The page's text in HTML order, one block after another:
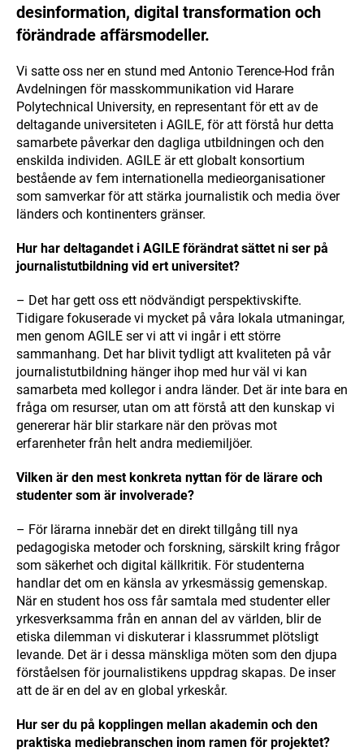
desinformation, digital transformation och
förändrade affärsmodeller.
Vi satte oss ner en stund med Antonio Terence-Hod från
Avdelningen för masskommunikation vid Harare
Polytechnical University, en representant för ett av de
deltagande universiteten i AGILE, för att förstå hur detta
samarbete påverkar den dagliga utbildningen och den
enskilda individen. AGILE är ett globalt konsortium
bestående av fem internationella medieorganisationer
som samverkar för att stärka journalistik och media över
länders och kontinenters gränser.
Hur har deltagandet i AGILE förändrat sättet ni ser på
journalistutbildning vid ert universitet?
– Det har gett oss ett nödvändigt perspektivskifte.
Tidigare fokuserade vi mycket på våra lokala utmaningar,
men genom AGILE ser vi att vi ingår i ett större
sammanhang. Det har blivit tydligt att kvaliteten på vår
journalistutbildning hänger ihop med hur väl vi kan
samarbeta med kollegor i andra länder. Det är inte bara en
fråga om resurser, utan om att förstå att den kunskap vi
genererar här blir starkare när den prövas mot
erfarenheter från helt andra mediemiljöer.
Vilken är den mest konkreta nyttan för de lärare och
studenter som är involverade?
– För lärarna innebär det en direkt tillgång till nya
pedagogiska metoder och forskning, särskilt kring frågor
som säkerhet och digital källkritik. För studenterna
handlar det om en känsla av yrkesmässig gemenskap.
När en student hos oss får samtala med studenter eller
yrkesverksamma från en annan del av världen, blir de
etiska dilemman vi diskuterar i klassrummet plötsligt
levande. Det är i dessa mänskliga möten som den djupa
förståelsen för journalistikens uppdrag skapas. De inser
att de är en del av en global yrkeskår.
Hur ser du på kopplingen mellan akademin och den
praktiska mediebranschen inom ramen för projektet?